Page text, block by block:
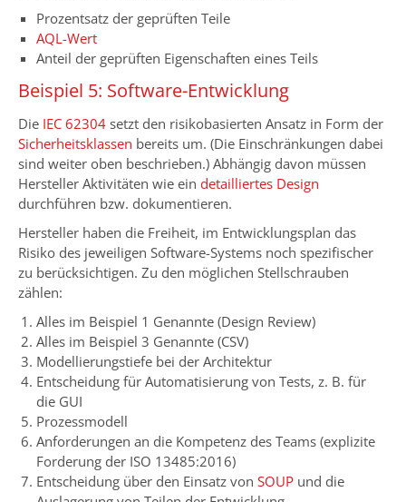
Prozentsatz der geprüften Teile
AQL-Wert
Anteil der geprüften Eigenschaften eines Teils
Beispiel 5: Software-Entwicklung
Die IEC 62304 setzt den risikobasierten Ansatz in Form der
Sicherheitsklassen bereits um. (Die Einschränkungen dabei
sind weiter oben beschrieben.) Abhängig davon müssen
Hersteller Aktivitäten wie ein detailliertes Design
durchführen bzw. dokumentieren.
Hersteller haben die Freiheit, im Entwicklungsplan das
Risiko des jeweiligen Software-Systems noch spezifischer
zu berücksichtigen. Zu den möglichen Stellschrauben
zählen:
Alles im Beispiel 1 Genannte (Design Review)
Alles im Beispiel 3 Genannte (CSV)
Modellierungstiefe bei der Architektur
Entscheidung für Automatisierung von Tests, z. B. für
die GUI
Prozessmodell
Anforderungen an die Kompetenz des Teams (explizite
Forderung der ISO 13485:2016)
Entscheidung über den Einsatz von SOUP und die